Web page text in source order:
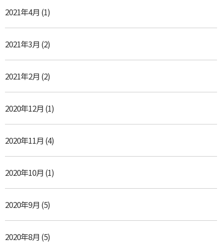
2021年4月 (1)
2021年3月 (2)
2021年2月 (2)
2020年12月 (1)
2020年11月 (4)
2020年10月 (1)
2020年9月 (5)
2020年8月 (5)